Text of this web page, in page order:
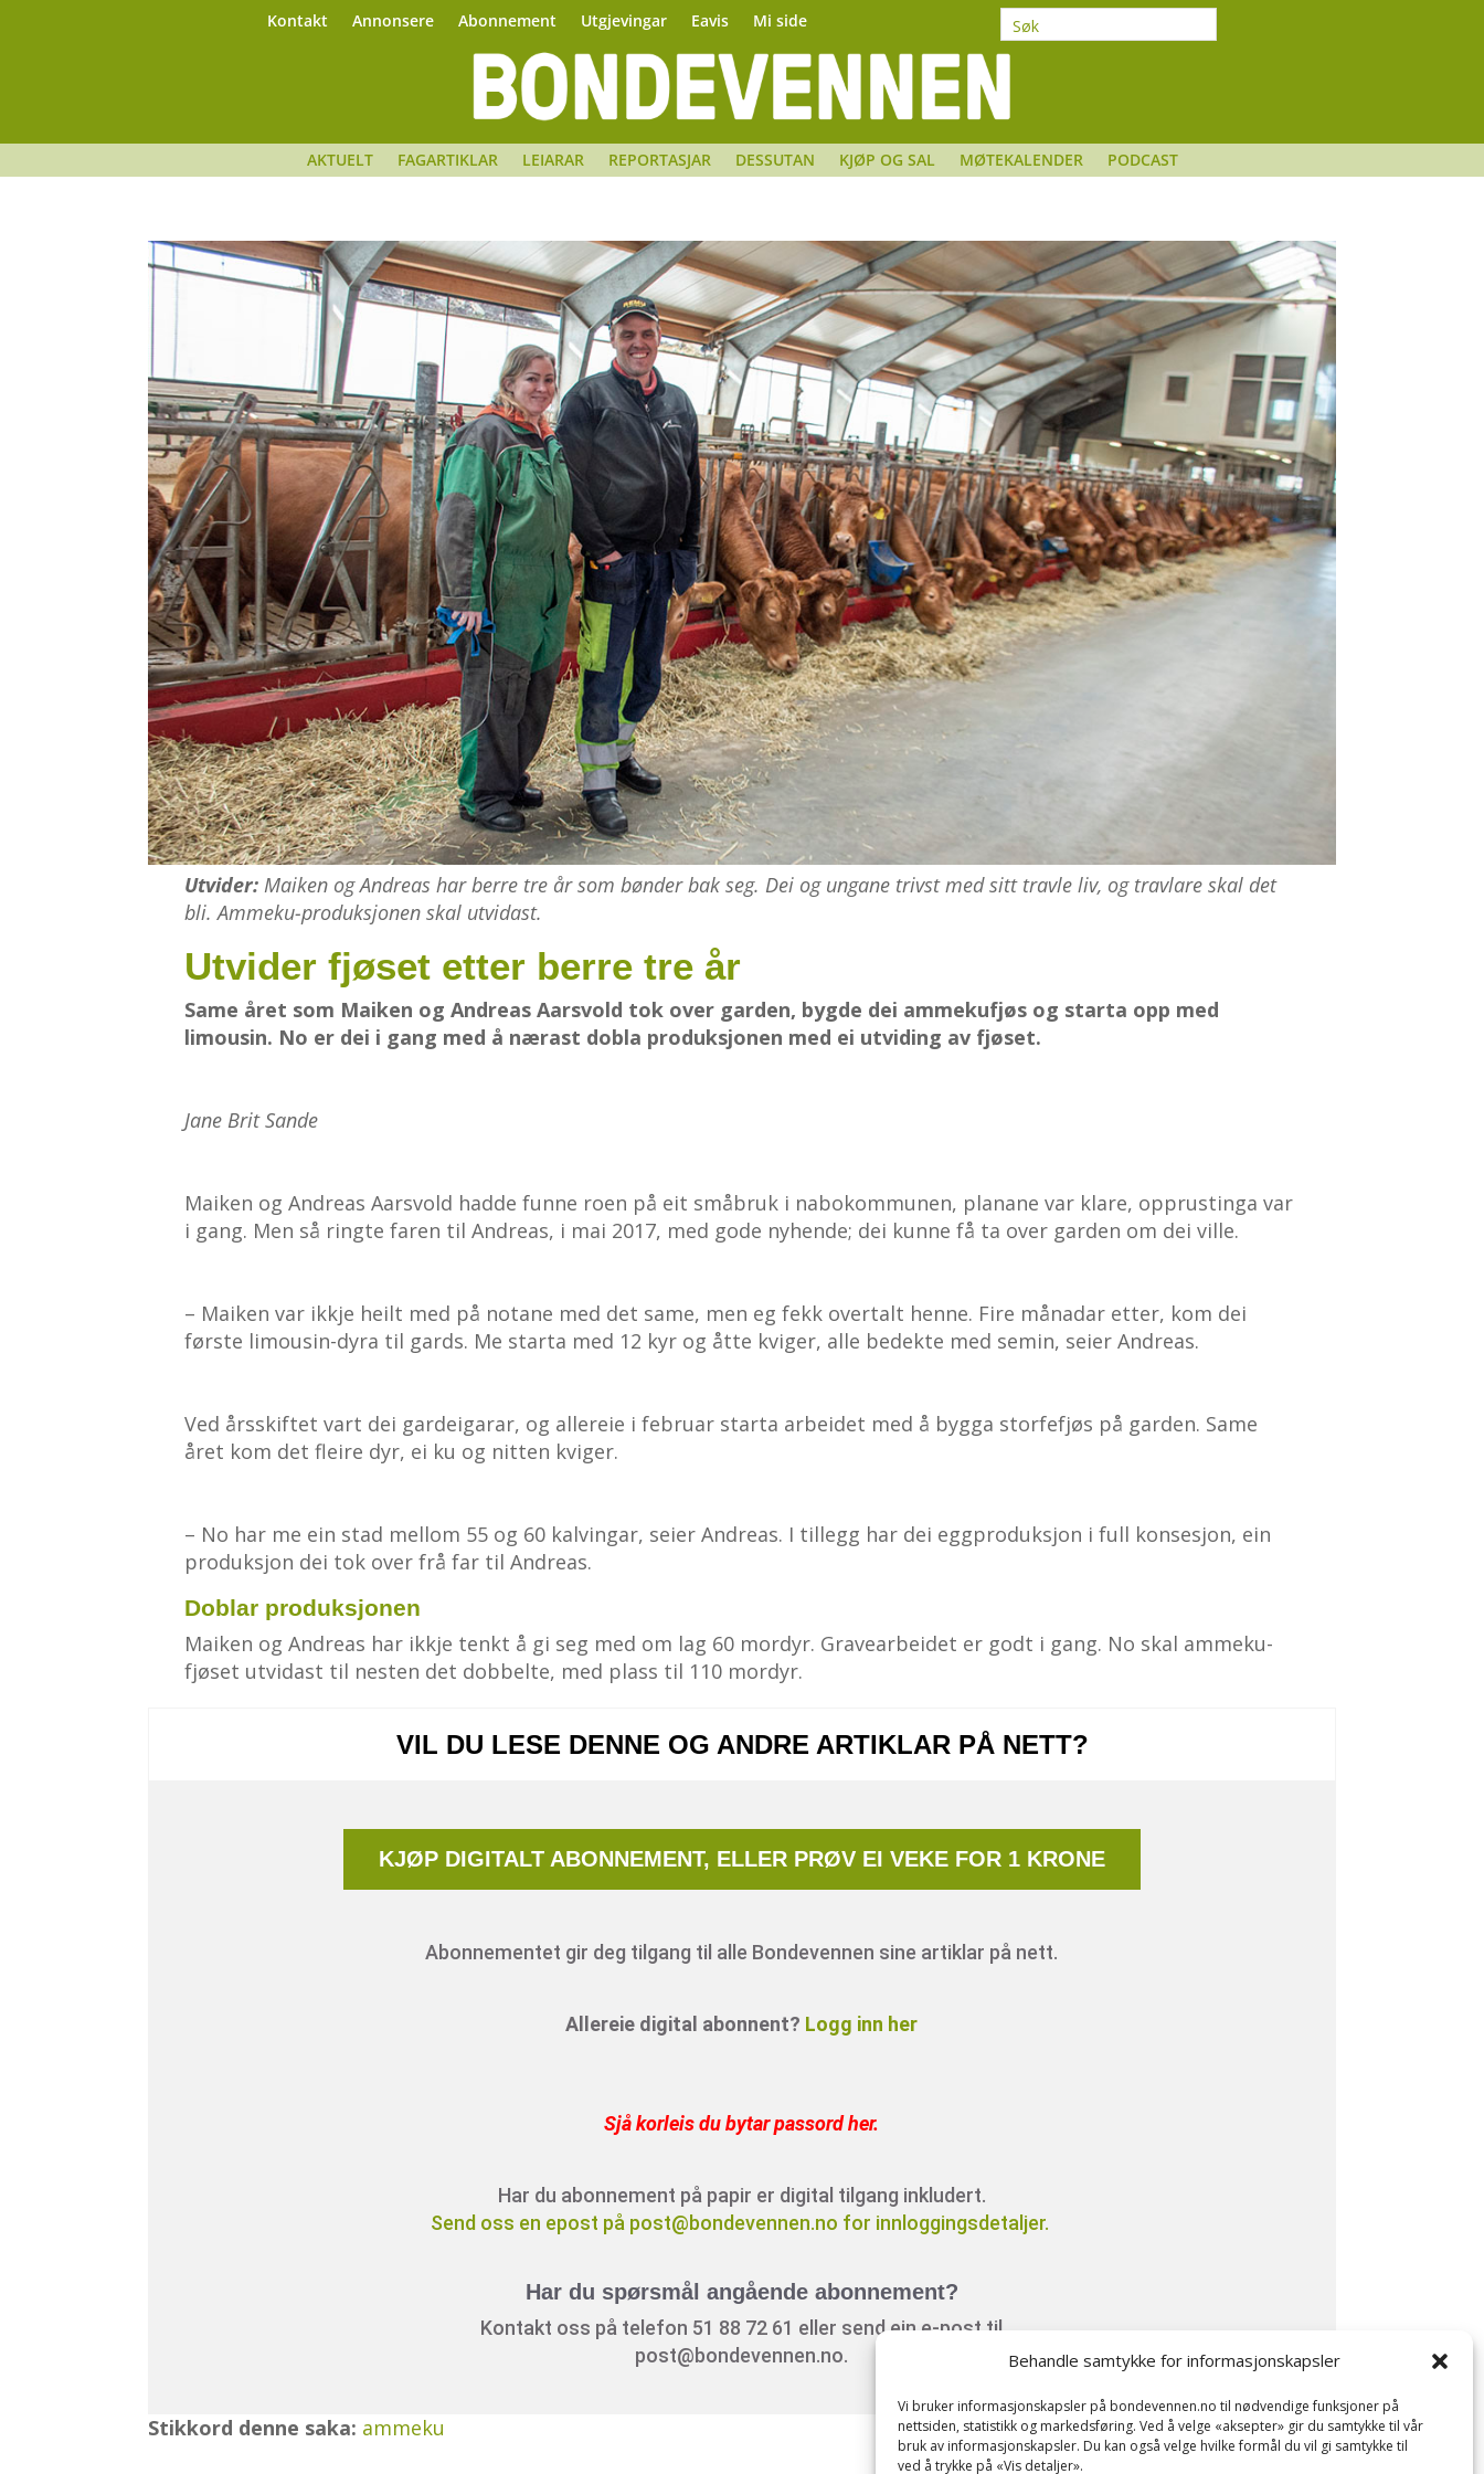
Behandle samtykke for informasjonskapsler
Vi bruker informasjonskapsler på bondevennen.no til nødvendige funksjoner på
nettsiden, statistikk og markedsføring. Ved å velge «aksepter» gir du samtykke til vår
bruk av informasjonskapsler. Du kan også velge hvilke formål du vil gi samtykke til
ved å trykke på «Vis detaljer».
Kontakt Annonsere Abonnement Utgjevingar Eavis Mi side
AKTUELT FAGARTIKLAR LEIARAR REPORTASJAR DESSUTAN KJØP OG SAL MØTEKALENDER PODCAST
Utvider:Maiken og Andreas har berre tre år som bønder bak seg. Dei og ungane trivst med sitt travle liv, og travlare skal det
bli. Ammeku-produksjonen skal utvidast.
Utvider fjøset etter berre tre år
Same året som Maiken og Andreas Aarsvold tok over garden, bygde dei ammekufjøs og starta opp med
limousin. No er dei i gang med å nærast dobla produksjonen med ei utviding av fjøset.
Jane Brit Sande
Maiken og Andreas Aarsvold hadde funne roen på eit småbruk i nabokommunen, planane var klare, opprustinga var
i gang. Men så ringte faren til Andreas, i mai 2017, med gode nyhende; dei kunne få ta over garden om dei ville.
– Maiken var ikkje heilt med på notane med det same, men eg fekk overtalt henne. Fire månadar etter, kom dei
første limousin-dyra til gards. Me starta med 12 kyr og åtte kviger, alle bedekte med semin, seier Andreas.
Ved årsskiftet vart dei gardeigarar, og allereie i februar starta arbeidet med å bygga storfefjøs på garden. Same
året kom det fleire dyr, ei ku og nitten kviger.
– No har me ein stad mellom 55 og 60 kalvingar, seier Andreas. I tillegg har dei eggproduksjon i full konsesjon, ein
produksjon dei tok over frå far til Andreas.
Doblar produksjonen
Maiken og Andreas har ikkje tenkt å gi seg med om lag 60 mordyr. Gravearbeidet er godt i gang. No skal ammeku-
fjøset utvidast til nesten det dobbelte, med plass til 110 mordyr.
VIL DU LESE DENNE OG ANDRE ARTIKLAR PÅ NETT?
KJØP DIGITALT ABONNEMENT, ELLER PRØV EI VEKE FOR 1 KRONE
Abonnementet gir deg tilgang til alle Bondevennen sine artiklar på nett.
Allereie digital abonnent? Logg inn her
Sjå korleis du bytar passord her.
Har du abonnement på papir er digital tilgang inkludert.
Send oss en epost på post@bondevennen.no for innloggingsdetaljer.
Har du spørsmål angående abonnement?
Kontakt oss på telefon 51 88 72 61 eller send ein e-post til
post@bondevennen.no.
Stikkord denne saka: ammeku